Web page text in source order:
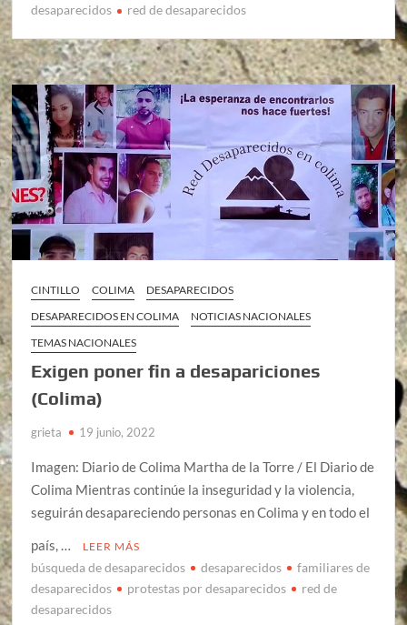
desaparecidos
red de desaparecidos
CINTILLO COLIMA
DESAPARECIDOS
DESAPARECIDOS EN COLIMA
NOTICIAS NACIONALES
TEMAS NACIONALES
Exigen poner fin a desapariciones
(Colima)
grieta 19 junio, 2022
Imagen: Diario de Colima Martha de la Torre / El Diario de
Colima Mientras continúe la inseguridad y la violencia,
seguirán desapareciendo personas en Colima y en todo el
país, …
LEER MÁS
búsqueda de desaparecidos desaparecidos
familiares de
desaparecidos
protestas por desaparecidos
red de
desaparecidos